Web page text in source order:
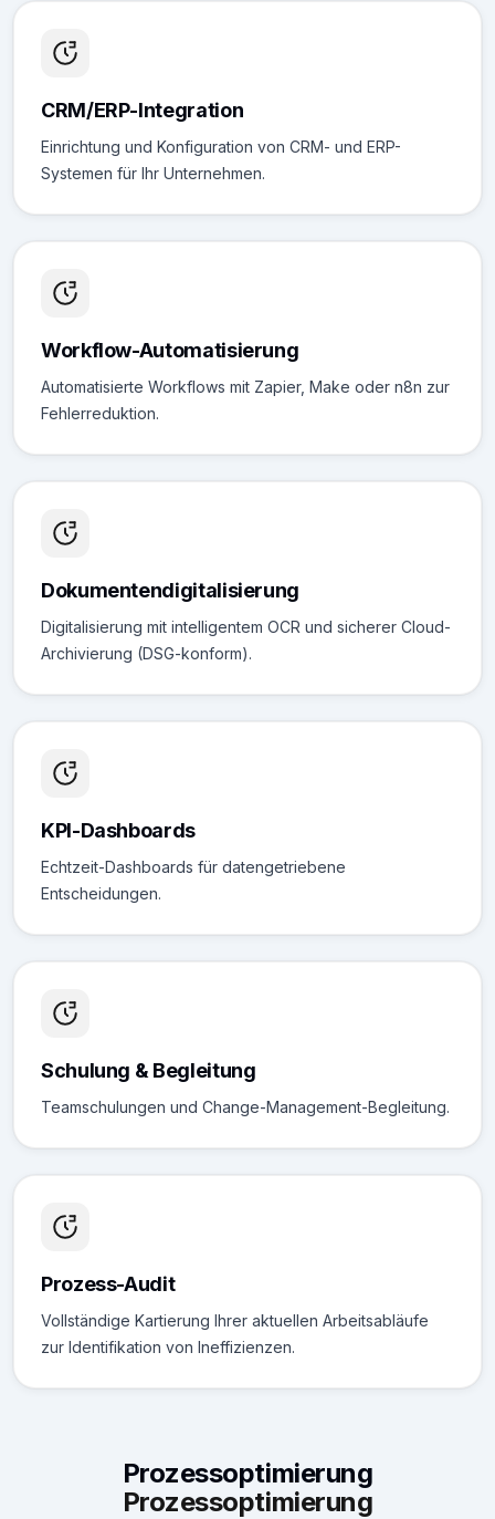
CRM/ERP-Integration
Einrichtung und Konfiguration von CRM- und ERP-
Systemen für Ihr Unternehmen.
Workflow-Automatisierung
Automatisierte Workflows mit Zapier, Make oder n8n zur
Fehlerreduktion.
Dokumentendigitalisierung
Digitalisierung mit intelligentem OCR und sicherer Cloud-
Archivierung (DSG-konform).
KPI-Dashboards
Echtzeit-Dashboards für datengetriebene
Entscheidungen.
Schulung & Begleitung
Teamschulungen und Change-Management-Begleitung.
Prozess-Audit
Vollständige Kartierung Ihrer aktuellen Arbeitsabläufe
zur Identifikation von Ineffizienzen.
Prozessoptimierung
Prozessoptimierung